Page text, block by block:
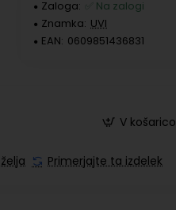
Zaloga:
✅ Na zalogi
Znamka: UVI
EAN: 0609851436831
V košarico
Primerjajte ta izdelek